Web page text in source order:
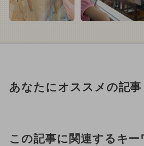
あなたにオススメの記事
この記事に関連するキー